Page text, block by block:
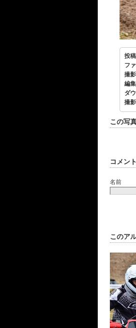
投
フ
撮
編
ダ
撮
この写
コメン
名前
このア